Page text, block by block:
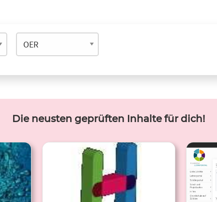
Die neusten geprüften Inhalte für dich!